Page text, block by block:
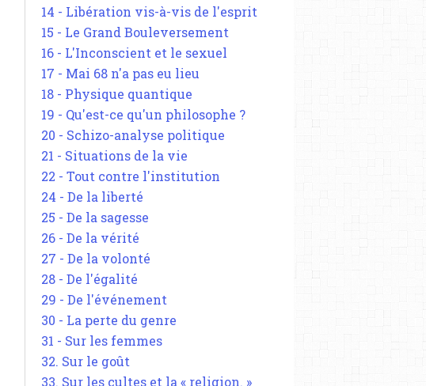
14 - Libération vis-à-vis de l'esprit
15 - Le Grand Bouleversement
16 - L'Inconscient et le sexuel
17 - Mai 68 n'a pas eu lieu
18 - Physique quantique
19 - Qu'est-ce qu'un philosophe ?
20 - Schizo-analyse politique
21 - Situations de la vie
22 - Tout contre l'institution
24 - De la liberté
25 - De la sagesse
26 - De la vérité
27 - De la volonté
28 - De l'égalité
29 - De l'événement
30 - La perte du genre
31 - Sur les femmes
32. Sur le goût
33. Sur les cultes et la « religion. »